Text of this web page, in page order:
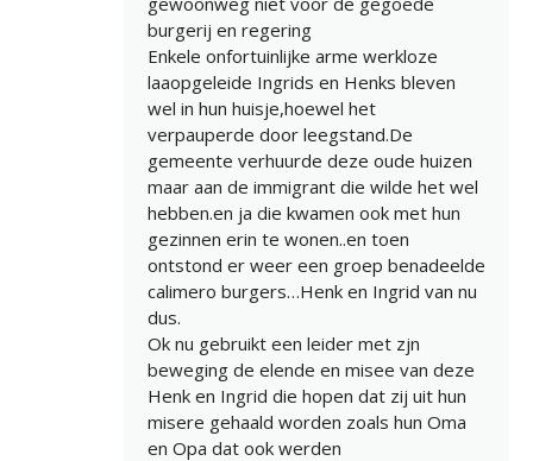
burgerij en regering
Enkele onfortuinlijke arme werkloze
laaopgeleide Ingrids en Henks bleven
wel in hun huisje,hoewel het
verpauperde door leegstand.De
gemeente verhuurde deze oude huizen
maar aan de immigrant die wilde het wel
hebben.en ja die kwamen ook met hun
gezinnen erin te wonen..en toen
ontstond er weer een groep benadeelde
calimero burgers…Henk en Ingrid van nu
dus.
Ok nu gebruikt een leider met zjn
beweging de elende en misee van deze
Henk en Ingrid die hopen dat zij uit hun
misere gehaald worden zoals hun Oma
en Opa dat ook werden